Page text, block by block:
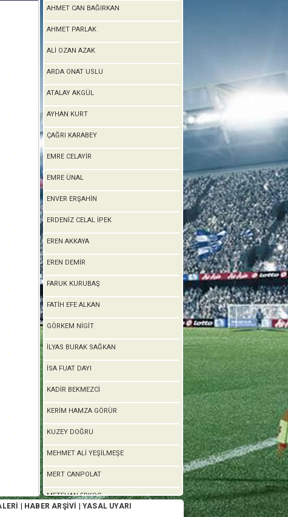
AHMET CAN BAĞIRKAN
AHMET PARLAK
ALİ OZAN AZAK
ARDA ONAT USLU
ATALAY AKGÜL
AYHAN KURT
ÇAĞRI KARABEY
EMRE CELAYİR
EMRE ÜNAL
ENVER ERŞAHİN
ERDENİZ CELAL İPEK
EREN AKKAYA
EREN DEMİR
FARUK KURUBAŞ
FATİH EFE ALKAN
GÖRKEM NİGİT
İLYAS BURAK SAĞKAN
İSA FUAT DAYI
KADİR BEKMEZCİ
KERİM HAMZA GÖRÜR
KUZEY DOĞRU
MEHMET ALİ YEŞİLMEŞE
MERT CANPOLAT
METEHAN ERKOÇ
HABER ARŞİVİ YASAL UYARI